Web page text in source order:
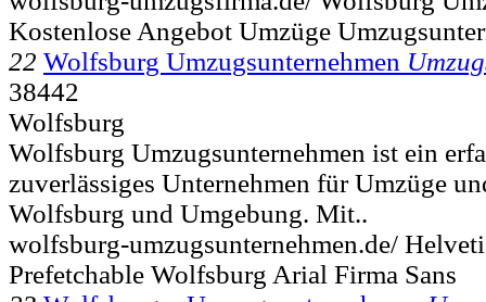
Kostenlose Angebot Umzüge
22 Wolfsburg Umzugsunternehmen
38442
Wolfsburg
Wolfsburg Umzugsunternehmen ist ein
zuverlässiges Unternehmen für Umzüge
Wolfsburg und Umgebung. Mit..
wolfsburg-umzugsunternehmen.de/
Prefetchable Wolfsburg Arial Firma Sans